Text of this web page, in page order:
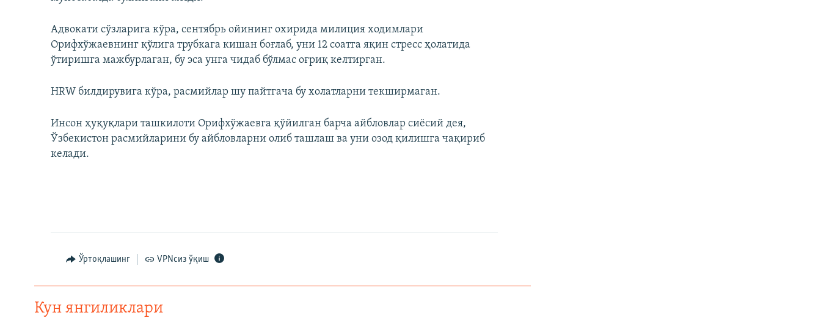
Адвокати сўзларига кўра, сентябрь ойининг охирида милиция ходимлари
Орифхўжаевнинг қўлига трубкага кишан боғлаб, уни 12 соатга яқин стресс ҳолатида
ўтиришга мажбурлаган, бу эса унга чидаб бўлмас оғриқ келтирган.
HRW билдирувига кўра, расмийлар шу пайтгача бу холатларни текширмаган.
Инсон ҳуқуқлари ташкилоти Орифхўжаевга қўйилган барча айбловлар сиёсий дея,
Ўзбекистон расмийларини бу айбловларни олиб ташлаш ва уни озод қилишга чақириб
келади.
Ўртоқлашинг VPNсиз ўқиш
Кун янгиликлари